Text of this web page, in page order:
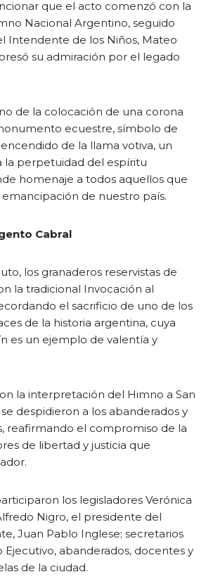
que el acto comenzó con la
Nacional Argentino, seguido
Intendente de los Niños, Mateo
su admiración por el legado
de la colocación de una corona
ecuestre, símbolo de
de la llama votiva, un
la perpetuidad del espíritu
homenaje a todos aquellos que
de nuestro país.
Cabral
los granaderos reservistas de
la tradicional Invocación al
el sacrificio de uno de los
de la historia argentina, cuya
es un ejemplo de valentía y
la interpretación del Himno a San
despidieron a los abanderados y
reafirmando el compromiso de la
de libertad y justicia que
los legisladores Verónica
Nigro, el presidente del
Juan Pablo Inglese; secretarios
abanderados, docentes y
de la ciudad.